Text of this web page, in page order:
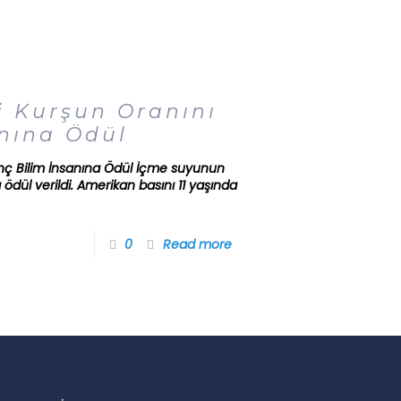
Oranını
Ödül
Bilim İnsanına Ödül İçme suyunun
verildi. Amerikan basını 11 yaşında
0 Read more